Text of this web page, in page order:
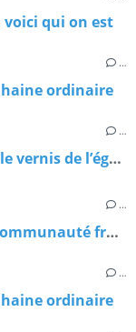
voici qui on est
…
haine ordinaire
…
État des lieux LGBTI+ 2026 : Derrière le vernis de l’égalité, l’urgence d’un sursaut
…
Attaque à la Pride de Berlin : notre communauté frappée en plein cœur du Christopher Street Day 2026
…
haine ordinaire